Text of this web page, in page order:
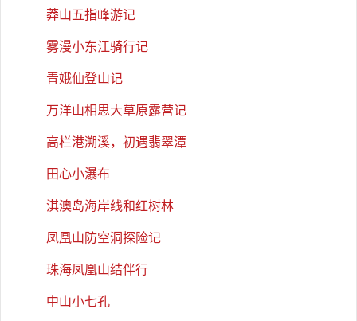
莽山五指峰游记
雾漫小东江骑行记
青娥仙登山记
万洋山相思大草原露营记
高栏港溯溪，初遇翡翠潭
田心小瀑布
淇澳岛海岸线和红树林
凤凰山防空洞探险记
珠海凤凰山结伴行
中山小七孔